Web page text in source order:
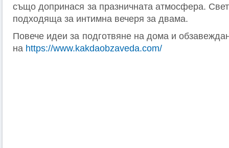
също допринася за празничната атмосфера.
подходяща за интимна вечеря за двама.
Повече идеи за подготвяне на дома и
на https://www.kakdaobzaveda.com/